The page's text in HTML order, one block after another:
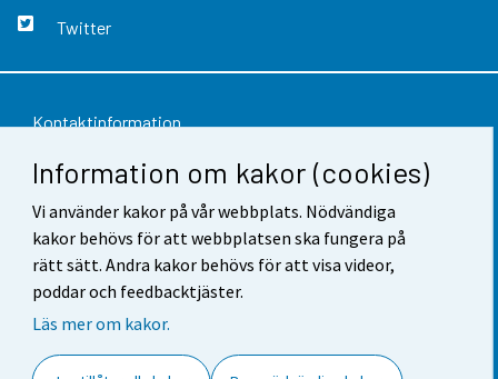
Information om kakor (cookies)
Vi använder kakor på vår webbplats. Nödvändiga
kakor behövs för att webbplatsen ska fungera på
rätt sätt. Andra kakor behövs för att visa videor,
poddar och feedbacktjäster.
Läs mer om kakor.
Twitter
Kontaktinformation
Respons
Användarvillkor
Dataskydd
Tillgänglighet